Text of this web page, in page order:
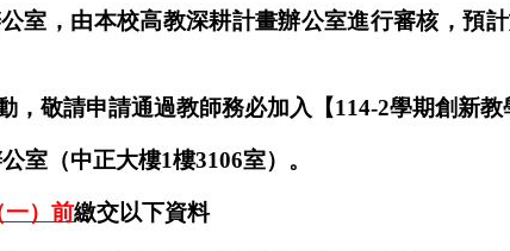
室，由本校高教深耕計畫辦公室進行審核，預
，敬請申請通過教師務必加入【114-2學期創新教
室（中正大樓1樓3106室）。
一）前繳交以下資料